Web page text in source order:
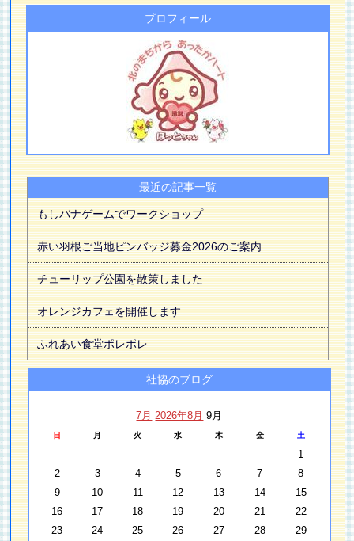
プロフィール
最近の記事一覧
もしバナゲームでワークショップ
赤い羽根ご当地ピンバッジ募金2026のご案内
チューリップ公園を散策しました
オレンジカフェを開催します
ふれあい食堂ポレポレ
社協のブログ
7月 2026年8月 9月
日 月 火 水 木 金 土
1
2
3 4 5 6 7
8
9
10 11 12 13 14
15
16
17 18 19 20 21
22
23
24 25 26 27 28
29